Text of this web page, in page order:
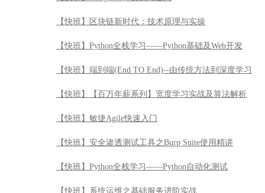
【快班】区块链新时代：技术原理与实操
【快班】Python全栈学习——Python基础及Web开发
【快班】端到端(End TO End)--由传统方法到深度学习
【快班】【百万年薪系列】宽度学习实战及算法解析
【快班】敏捷Agile快速入门
【快班】安全渗透测试工具之Burp Suite使用精讲
【快班】Python全栈学习——Python自动化测试
【快班】系统运维之基础服务进阶实战